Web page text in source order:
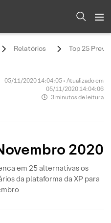
Relatórios Top 25 Prev
05/11/2020 14:04:05 • Atualizado em
05/11/2020 14:04:06
3 minutos de leitura
2020
em 25 alternativas os
da plataforma da XP para